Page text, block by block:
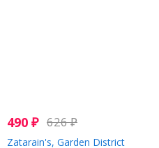
490 ₽ 626₽
Zatarain's, Garden District